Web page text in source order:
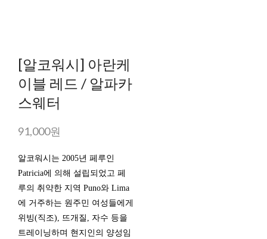
[알코워시] 아란케
이블 레드 / 알파카
스웨터
91,000원
알코워시는 2005년 페루인
Patricia에 의해 설립되었고 페
루의 취약한 지역 Puno와 Lima
에 거주하는 원주민 여성들에게
위빙(직조), 뜨개질, 자수 등을
트레이닝하며 현지인의 양성임